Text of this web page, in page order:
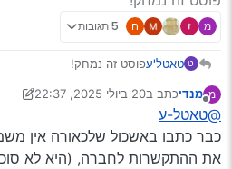
עבר ביטוחי: אין, בגדול (היה על
שמכאן היה איכשהו פתח
מחיר:4,908 ש"ח
משפטי מול צד ג’, 525 דרך וגרירה, 142 שמשות)
מעלות: זול מאד. מתקתקת
הערות: בפרטים והתנאים נכלל ציון ‘צפי’
מ ח 5 תגובות
ט טאטל'עפוסט זה נמחק!
מ מנדיכתב ב20 ביולי 2025, 22:37
נערך לאחרונה על ידי מנדי
@טאטל-ע
כבר כתבו באשכול שלכאורה אין
את ההתקשרות לחברה, (היא לא